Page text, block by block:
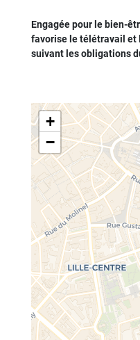
Engagée pour le bien-
favorise le télétravail et
suivant les obligations
+
−